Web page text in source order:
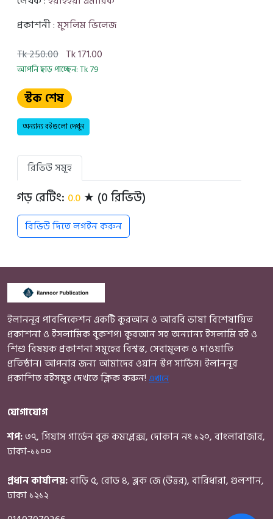
প্রকাশনী :মুসলিম ভিলেজ
Tk 250.00 Tk 171.00
আপনি ছাড় পাচ্ছেন: Tk 79
স্টক শেষ
অন্যান্য বইগুলো দেখুন
রিভিউ সমূহ
গড় রেটিং: 0.0 ★ (0 রিভিউ)
রিভিউ দিতে লগইন করুন
ইলাননূর পাবলিকেশন একটি কুরআন ও আরবি ভাষা বিশেষায়িত
প্রকাশনা ও ইসলামিক বুকশপ। কুরআন সহ অন্যান্য ইসলামি বই ও
শিশু বিষয়ক প্রকাশনা সমূহের বিশ্বস্ত, সেবামূলক ও দাওয়াতি
প্রতিষ্ঠান। আপনার জন্য আমাদের ওয়ান স্টপ সার্ভিস। ইলাননূর
প্রকাশিত বইসমূহ দেখতে ক্লিক করুন! এখানে
যোগাযোগ
শপ:৩৭, গিয়াস গার্ডেন বুক কমপ্লেক্স, দোকান নং ১২০, বাংলাবাজার,
ঢাকা-১১০০
প্রধান কার্যালয়:বাড়ি ৫, রোড ৪, ব্লক জে (উত্তর), বারিধারা, গুলশান,
ঢাকা ১২১২